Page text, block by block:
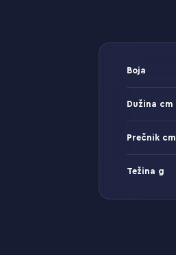
Boja
Dužina cm
Prečnik cm
Težina g